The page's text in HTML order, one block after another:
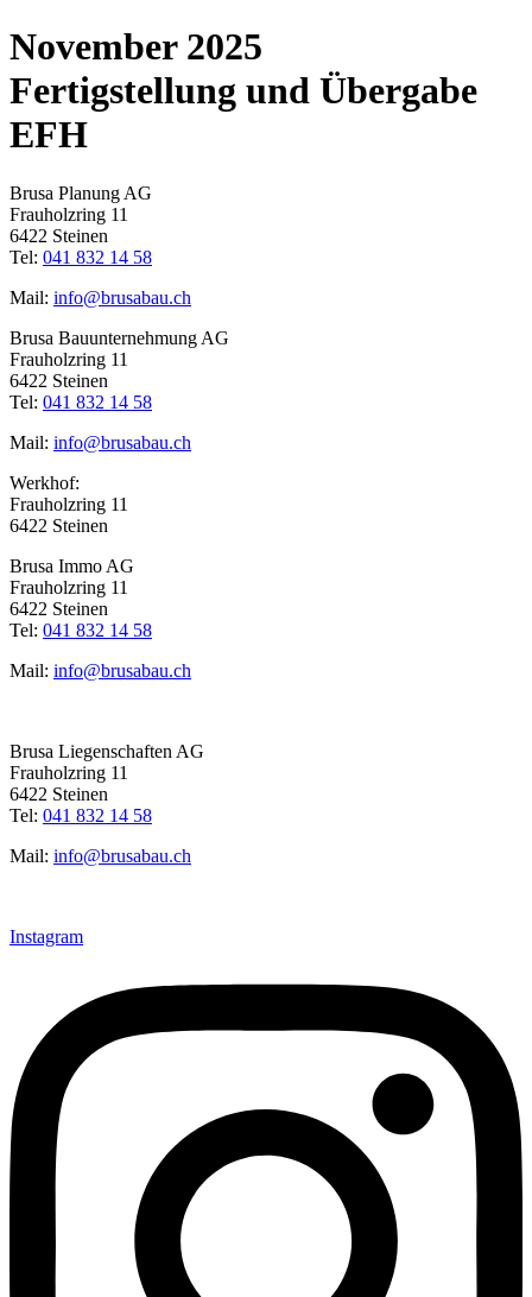
November 2025
Fertigstellung und Übergabe
EFH
Brusa Planung AG
Frauholzring 11
6422 Steinen
Tel: 041 832 14 58
Mail: info@brusabau.ch
Brusa Bauunternehmung AG
Frauholzring 11
6422 Steinen
Tel: 041 832 14 58
Mail: info@brusabau.ch
Werkhof:
Frauholzring 11
6422 Steinen
Brusa Immo AG
Frauholzring 11
6422 Steinen
Tel: 041 832 14 58
Mail: info@brusabau.ch
Brusa Liegenschaften AG
Frauholzring 11
6422 Steinen
Tel: 041 832 14 58
Mail: info@brusabau.ch
Instagram